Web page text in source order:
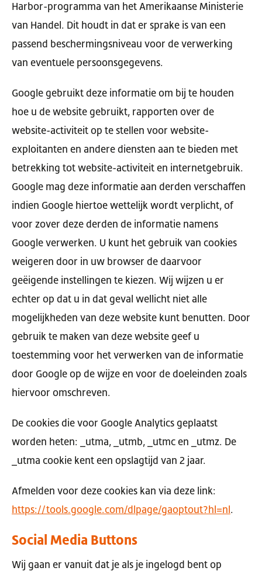
Harbor-programma van het Amerikaanse Ministerie
van Handel. Dit houdt in dat er sprake is van een
passend beschermingsniveau voor de verwerking
van eventuele persoonsgegevens.
Google gebruikt deze informatie om bij te houden
hoe u de website gebruikt, rapporten over de
website-activiteit op te stellen voor website-
exploitanten en andere diensten aan te bieden met
betrekking tot website-activiteit en internetgebruik.
Google mag deze informatie aan derden verschaffen
indien Google hiertoe wettelijk wordt verplicht, of
voor zover deze derden de informatie namens
Google verwerken. U kunt het gebruik van cookies
weigeren door in uw browser de daarvoor
geëigende instellingen te kiezen. Wij wijzen u er
echter op dat u in dat geval wellicht niet alle
mogelijkheden van deze website kunt benutten. Door
gebruik te maken van deze website geef u
toestemming voor het verwerken van de informatie
door Google op de wijze en voor de doeleinden zoals
hiervoor omschreven.
De cookies die voor Google Analytics geplaatst
worden heten: _utma, _utmb, _utmc en _utmz. De
_utma cookie kent een opslagtijd van 2 jaar.
Afmelden voor deze cookies kan via deze link:
https://tools.google.com/dlpage/gaoptout?hl=nl .
Social Media Buttons
Wij gaan er vanuit dat je als je ingelogd bent op